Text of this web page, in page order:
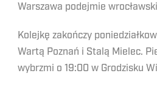
Warszawa podejmie
Kolejkę zakończy
Wartą Poznań i Stalą Mielec.
wybrzmi o 19:00 w Grodzisku